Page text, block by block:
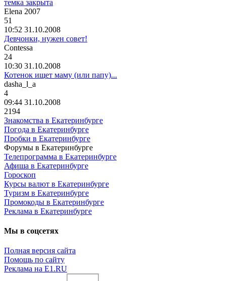
темка закрыта
Elena 2007
51
10:52 31.10.2008
Девчонки, нужен совет!
Contessa
24
10:30 31.10.2008
Котенок ищет маму (или папу)...
dasha_l_a
4
09:44 31.10.2008
2194
Знакомства в Екатеринбурге
Погода в Екатеринбурге
Пробки в Екатеринбурге
Форумы в Екатеринбурге
Телепрограмма в Екатеринбурге
Афиша в Екатеринбурге
Гороскоп
Курсы валют в Екатеринбурге
Туризм в Екатеринбурге
Промокоды в Екатеринбурге
Реклама в Екатеринбурге
Мы в соцсетях
Полная версия сайта
Помощь по сайту
Реклама на E1.RU